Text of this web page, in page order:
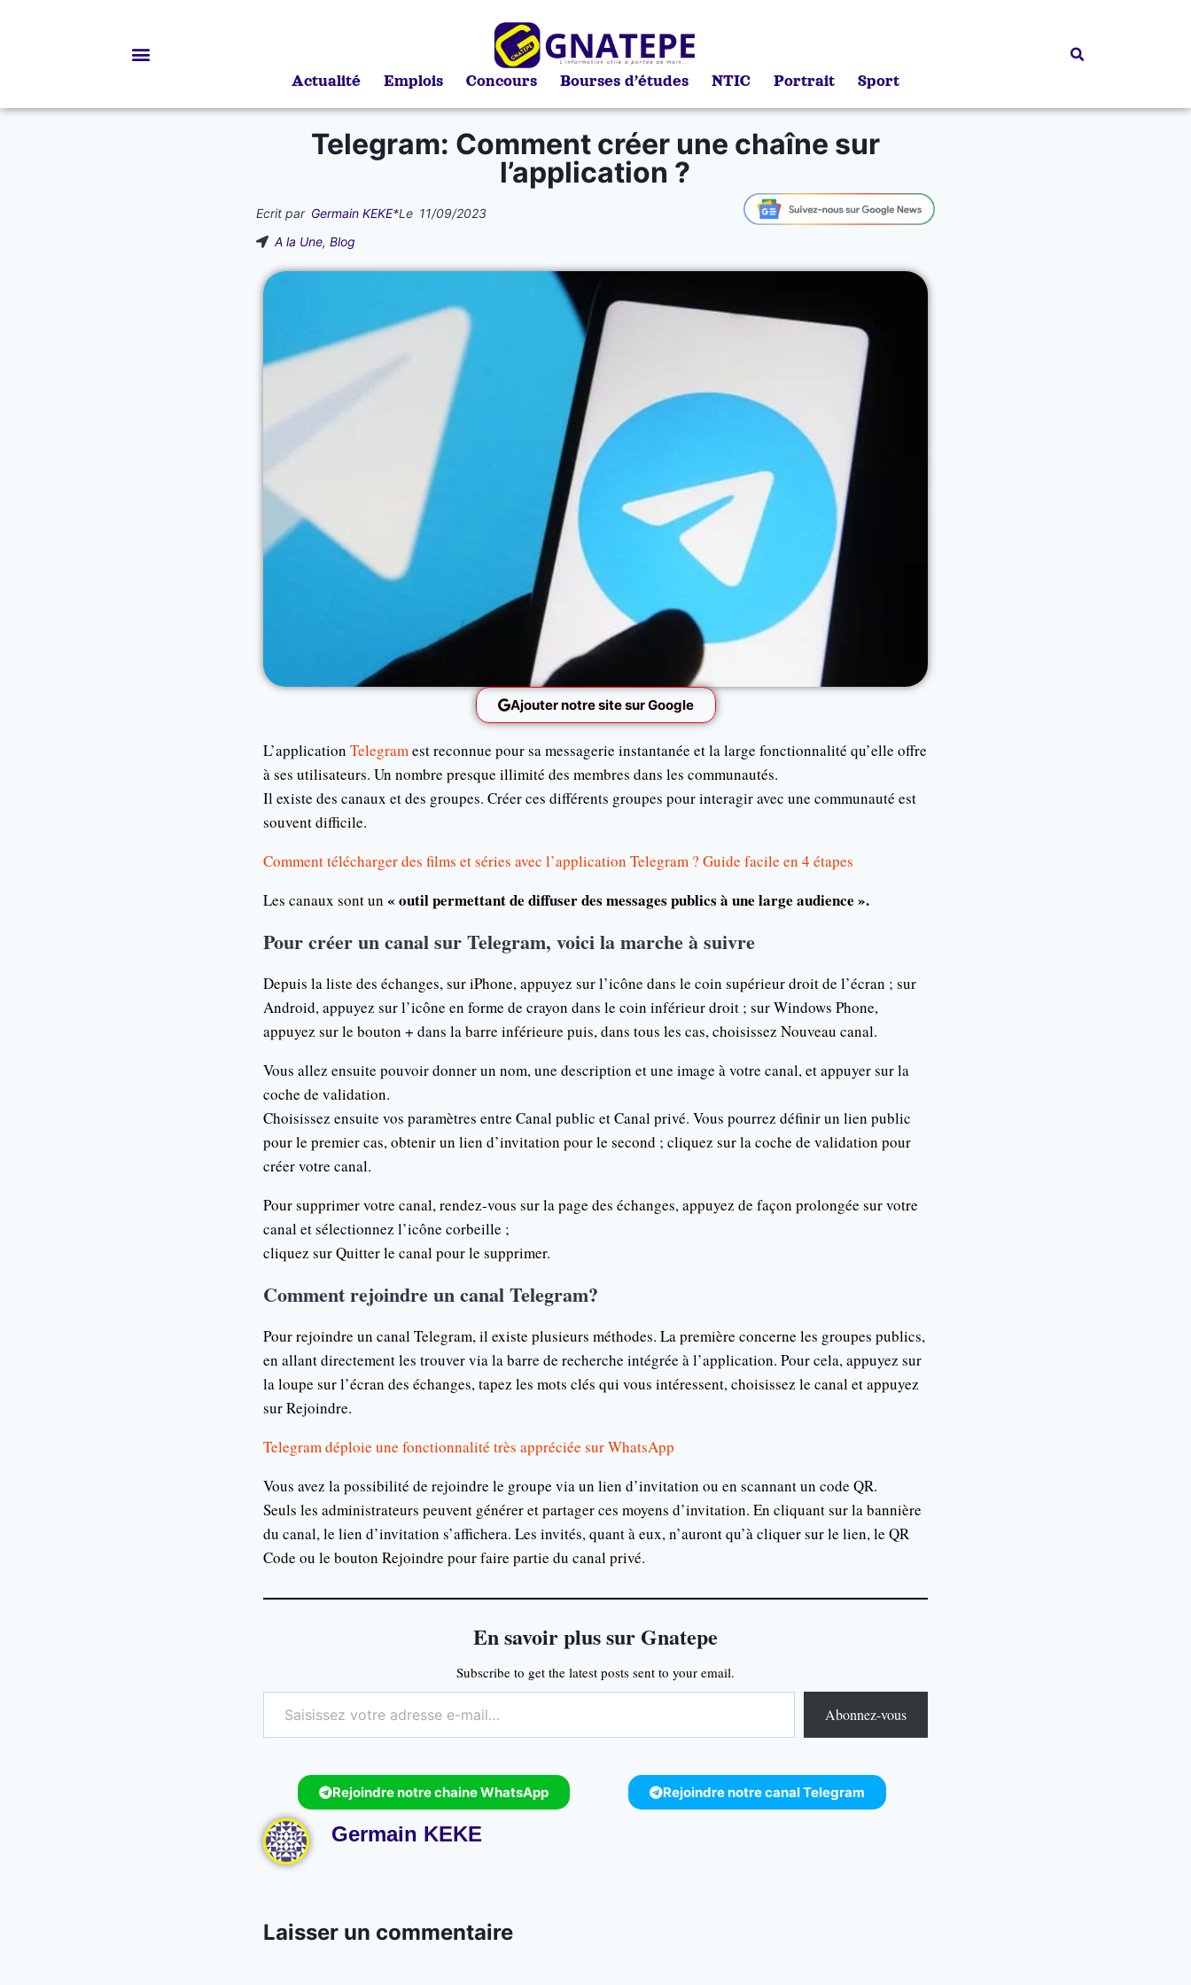
Actualité Emplois Concours Bourses d’études NTIC Portrait Sport
Telegram: Comment créer une chaîne sur
l’application ?
Ecrit par Germain KEKE*Le 11/09/2023
A la Une, Blog
Ajouter notre site sur Google
L’application Telegramest reconnue pour sa messagerie instantanée et la large fonctionnalité qu’elle offre
à ses utilisateurs. Un nombre presque illimité des membres dans les communautés.
Il existe des canaux et des groupes. Créer ces différents groupes pour interagir avec une communauté est
souvent difficile.
Comment télécharger des films et séries avec l’application Telegram ? Guide facile en 4 étapes
Les canaux sont un « outil permettant de diffuser des messages publics à une large audience ».
Pour créer un canal sur Telegram, voici la marche à suivre
Depuis la liste des échanges, sur iPhone, appuyez sur l’icône dans le coin supérieur droit de l’écran ; sur
Android, appuyez sur l’icône en forme de crayon dans le coin inférieur droit ; sur Windows Phone,
appuyez sur le bouton + dans la barre inférieure puis, dans tous les cas, choisissez Nouveau canal.
Vous allez ensuite pouvoir donner un nom, une description et une image à votre canal, et appuyer sur la
coche de validation.
Choisissez ensuite vos paramètres entre Canal public et Canal privé. Vous pourrez définir un lien public
pour le premier cas, obtenir un lien d’invitation pour le second ; cliquez sur la coche de validation pour
créer votre canal.
Pour supprimer votre canal, rendez-vous sur la page des échanges, appuyez de façon prolongée sur votre
canal et sélectionnez l’icône corbeille ;
cliquez sur Quitter le canal pour le supprimer.
Comment rejoindre un canal Telegram?
Pour rejoindre un canal Telegram, il existe plusieurs méthodes. La première concerne les groupes publics,
en allant directement les trouver via la barre de recherche intégrée à l’application. Pour cela, appuyez sur
la loupe sur l’écran des échanges, tapez les mots clés qui vous intéressent, choisissez le canal et appuyez
sur Rejoindre.
Telegram déploie une fonctionnalité très appréciée sur WhatsApp
Vous avez la possibilité de rejoindre le groupe via un lien d’invitation ou en scannant un code QR.
Seuls les administrateurs peuvent générer et partager ces moyens d’invitation. En cliquant sur la bannière
du canal, le lien d’invitation s’affichera. Les invités, quant à eux, n’auront qu’à cliquer sur le lien, le QR
Code ou le bouton Rejoindre pour faire partie du canal privé.
En savoir plus sur Gnatepe
Subscribe to get the latest posts sent to your email.
Abonnez-vous
Rejoindre notre chaine WhatsApp Rejoindre notre canal Telegram
Germain KEKE
Laisser un commentaire